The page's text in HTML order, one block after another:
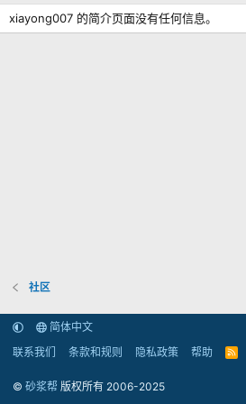
xiayong007 的简介页面没有任何信息。
社区
简体中文
联系我们
条款和规则 隐私政策 帮助
R
© 砂浆帮 版权所有 2006-2025